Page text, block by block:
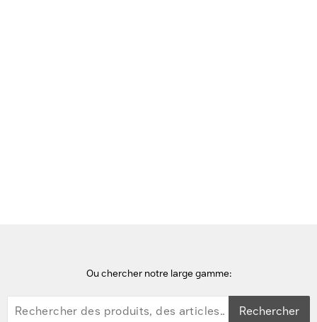
Ou chercher notre large gamme:
Rechercher